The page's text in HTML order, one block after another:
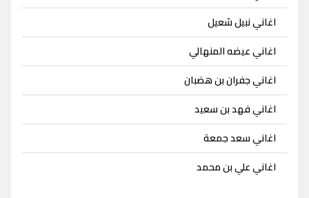
اغاني نبيل شعيل
اغاني عيضه المنهالي
اغاني جفران بن هضبان
اغاني فهد بن سعيد
اغاني سعد جمعة
اغاني علي بن محمد